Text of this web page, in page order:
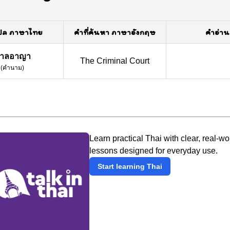
ภาษาไทย คำที่ค้นหา ภาษาอังกฤษ คำอ่าน
ลอาญา
(คำนาม)
The Criminal Court
Learn practical Thai with clear, real-
lessons designed for everyday use.
Start learning Thai